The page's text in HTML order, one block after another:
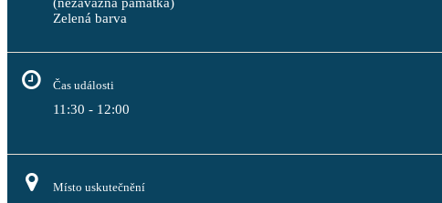
Zelená barva
Čas události
11:30 - 12:00
Místo uskutečnění